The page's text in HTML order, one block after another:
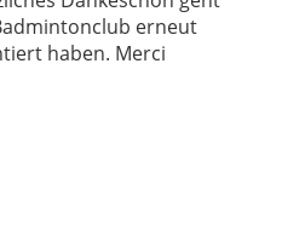
erneut
haben. Merci